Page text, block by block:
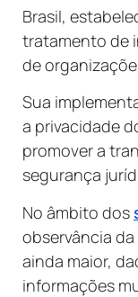
Brasil,
tratamento de
de
Sua
a privacidade
promover a
segurança
No âmbito dos
observância da
ainda maior,
informações